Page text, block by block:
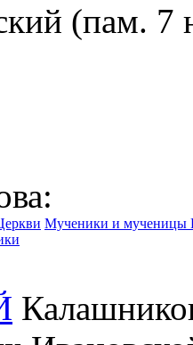
(пам. 7
Мученики и мученицы